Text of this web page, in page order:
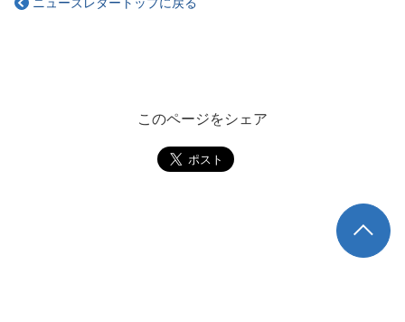
このページをシェア
TOP